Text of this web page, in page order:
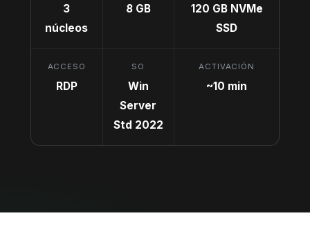
3
núcleos
8 GB
120 GB NVMe
SSD
ACCESO
RDP
SO
Win
Server
Std 2022
ACTIVACIÓN
~10 min